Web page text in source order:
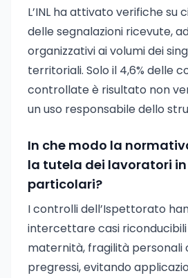
L’INL ha attivato verifiche su
delle segnalazioni ricevute,
organizzativi ai volumi dei
territoriali. Solo il 4,6% delle
controllate è risultato non
un uso responsabile dello
In che modo la
la tutela dei lavoratori
particolari?
I controlli dell’Ispettorato
intercettare casi
maternità, fragilità personali
pregressi, evitando